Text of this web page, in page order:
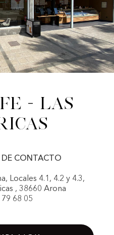
- Las
DE CONTACTO
Locales 4.1, 4.2 y 4.3,
, 38660 Arona
68 05